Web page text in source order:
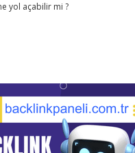
yol açabilir mi ?